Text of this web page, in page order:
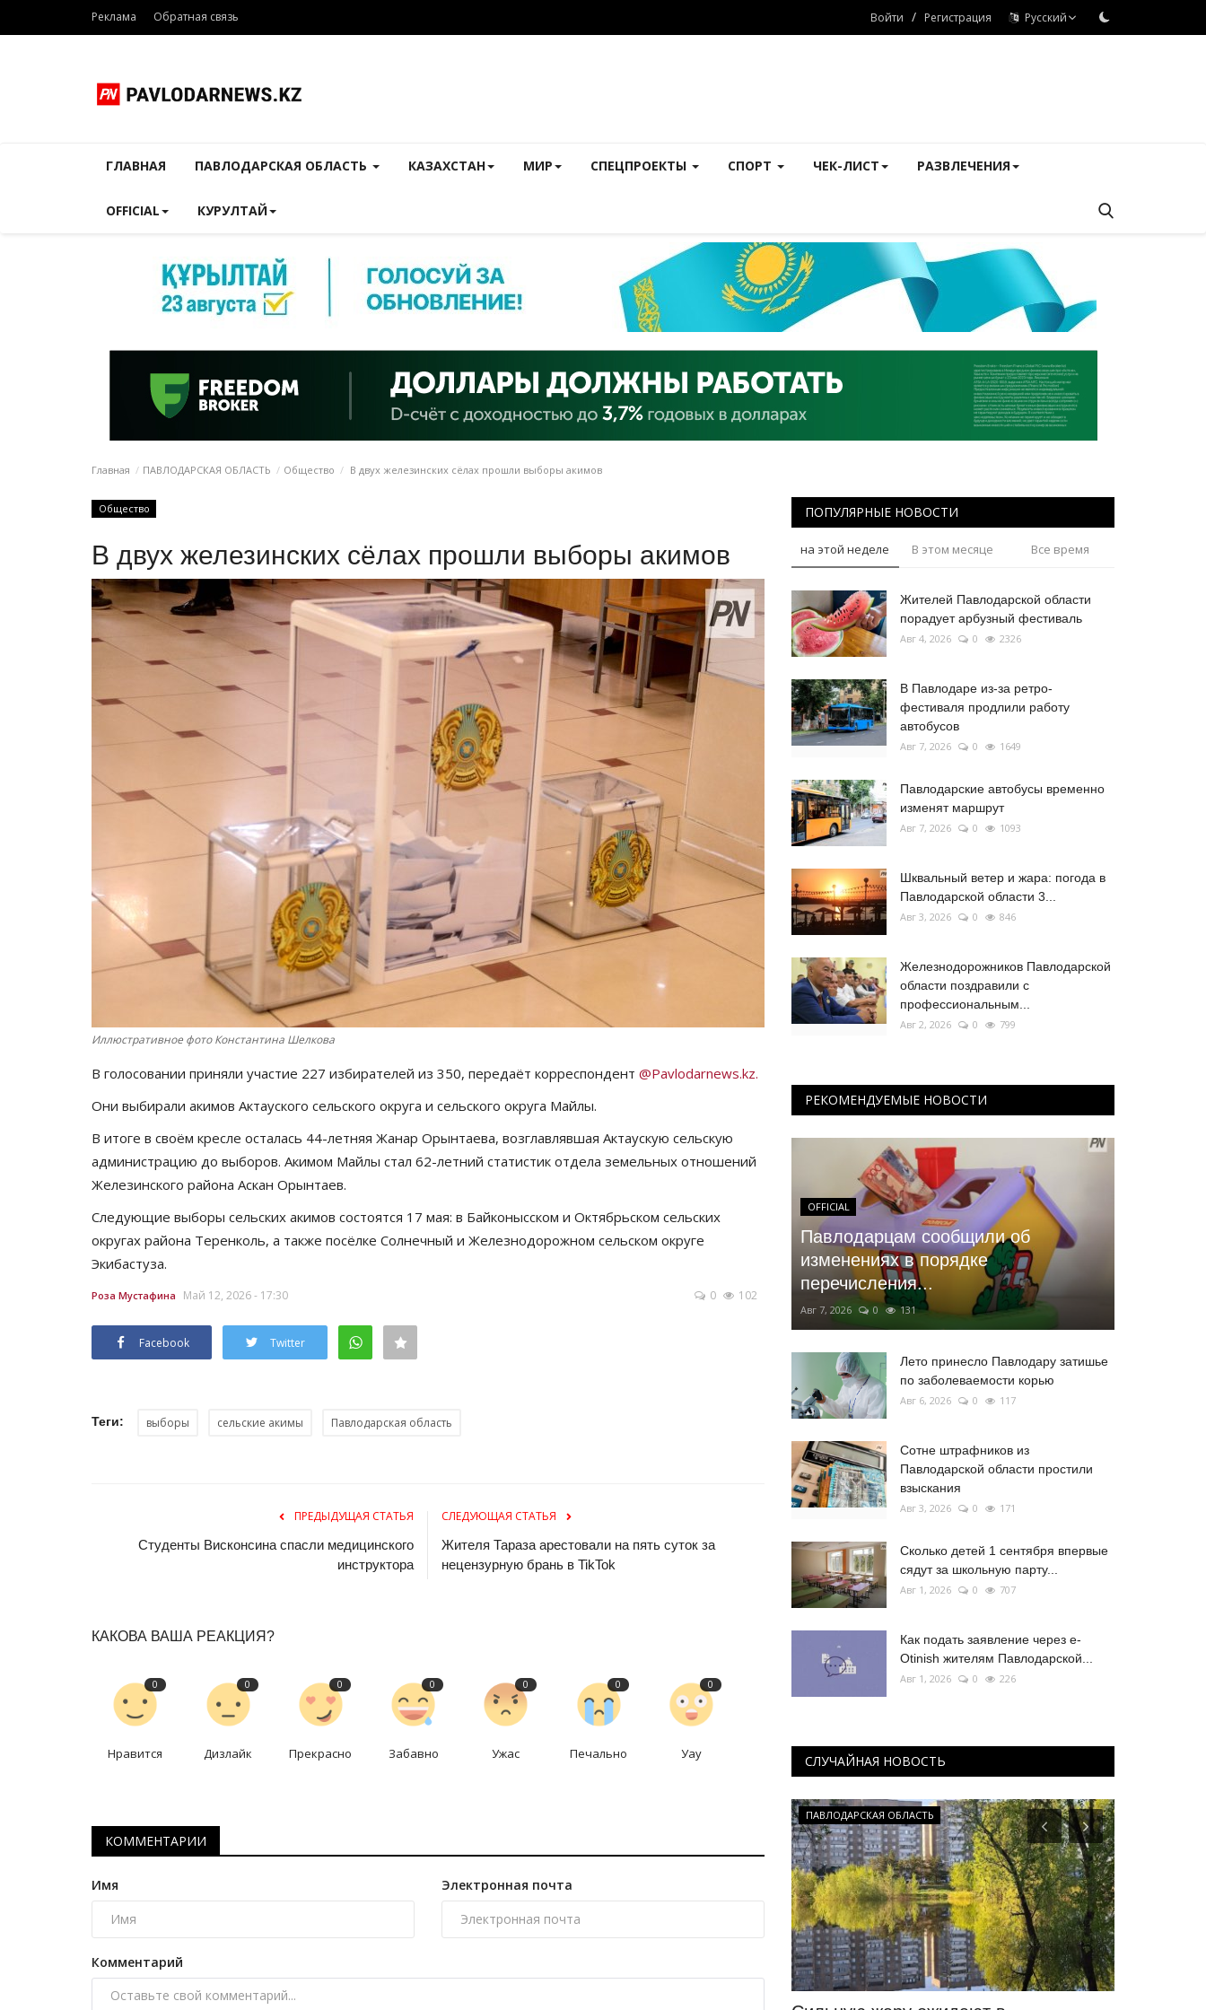
Реклама Обратная связь Войти / Регистрация Русский
ГЛАВНАЯ ПАВЛОДАРСКАЯ ОБЛАСТЬ КАЗАХСТАН МИР СПЕЦПРОЕКТЫ СПОРТ ЧЕК-ЛИСТ РАЗВЛЕЧЕНИЯ
OFFICIAL КУРУЛТАЙ
Главная ПАВЛОДАРСКАЯ ОБЛАСТЬ Общество В двух железинских сёлах прошли выборы акимов
Общество
В двух железинских сёлах прошли выборы акимов
Иллюстративное фото Константина Шелкова
В голосовании приняли участие 227 избирателей из 350, передаёт корреспондент @Pavlodarnews.kz.
Они выбирали акимов Актауского сельского округа и сельского округа Майлы.
В итоге в своём кресле осталась 44-летняя Жанар Орынтаева, возглавлявшая Актаускую сельскую
администрацию до выборов. Акимом Майлы стал 62-летний статистик отдела земельных отношений
Железинского района Аскан Орынтаев.
Следующие выборы сельских акимов состоятся 17 мая: в Байконысском и Октябрьском сельских
округах района Теренколь, а также посёлке Солнечный и Железнодорожном сельском округе
Экибастуза.
Роза Мустафина Май 12, 2026 - 17:30 0 102
Facebook Twitter
Теги: выборы сельские акимы Павлодарская область
ПРЕДЫДУЩАЯ СТАТЬЯ
Студенты Висконсина спасли медицинского
инструктора
СЛЕДУЮЩАЯ СТАТЬЯ
Жителя Тараза арестовали на пять суток за
нецензурную брань в TikTok
КАКОВА ВАША РЕАКЦИЯ?
0
Нравится
0
Дизлайк
0
Прекрасно
0
Забавно
0
Ужас
0
Печально
0
Уау
КОММЕНТАРИИ
Имя Электронная почта
Комментарий
ПОПУЛЯРНЫЕ НОВОСТИ
на этой неделе В этом месяце Все время
Жителей Павлодарской области
порадует арбузный фестиваль
Авг 4, 2026 0 2326
В Павлодаре из-за ретро-
фестиваля продлили работу
автобусов
Авг 7, 2026 0 1649
Павлодарские автобусы временно
изменят маршрут
Авг 7, 2026 0 1093
Шквальный ветер и жара: погода в
Павлодарской области 3...
Авг 3, 2026 0 846
Железнодорожников Павлодарской
области поздравили с
профессиональным...
Авг 2, 2026 0 799
РЕКОМЕНДУЕМЫЕ НОВОСТИ
OFFICIAL
Павлодарцам сообщили об
изменениях в порядке
перечисления...
Авг 7, 2026 0 131
Лето принесло Павлодару затишье
по заболеваемости корью
Авг 6, 2026 0 117
Сотне штрафников из
Павлодарской области простили
взыскания
Авг 3, 2026 0 171
Сколько детей 1 сентября впервые
сядут за школьную парту...
Авг 1, 2026 0 707
Как подать заявление через e-
Otinish жителям Павлодарской...
Авг 1, 2026 0 226
СЛУЧАЙНАЯ НОВОСТЬ
ПАВЛОДАРСКАЯ ОБЛАСТЬ